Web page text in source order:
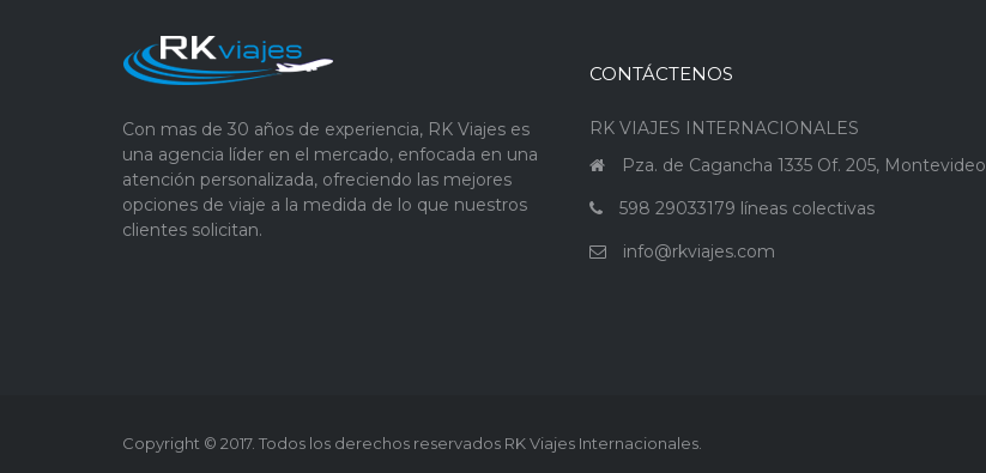
Con mas de 30 años de experiencia, RK Viajes es
una agencia líder en el mercado, enfocada en una
atención personalizada, ofreciendo las mejores
opciones de viaje a la medida de lo que nuestros
clientes solicitan.
CONTÁCTENOS
RK VIAJES INTERNACIONALES
Pza. de Cagancha 1335 Of. 205, Montevideo
598 29033179 líneas colectivas
info@rkviajes.com
Copyright © 2017. Todos los derechos reservados RK Viajes Internacionales.